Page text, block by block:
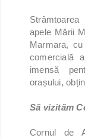
apele Mării
Marmara,
comercială
imensă
orașului,
Să vizităm
Cornul de